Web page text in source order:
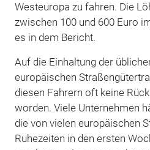
Westeuropa zu fahren. Die
zwischen 100 und 600 Euro
es in dem Bericht.
Auf die Einhaltung der
europäischen
diesen Fahrern oft keine
worden. Viele Unternehmen
die von vielen europäischen
Ruhezeiten in den ersten